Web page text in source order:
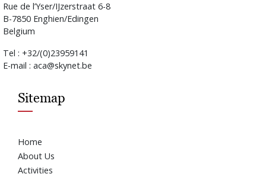
Rue de l’Yser/IJzerstraat 6-8
B-7850 Enghien/Edingen
Belgium
Tel : +32/(0)23959141
E-mail : aca@skynet.be
Sitemap
Home
About Us
Activities